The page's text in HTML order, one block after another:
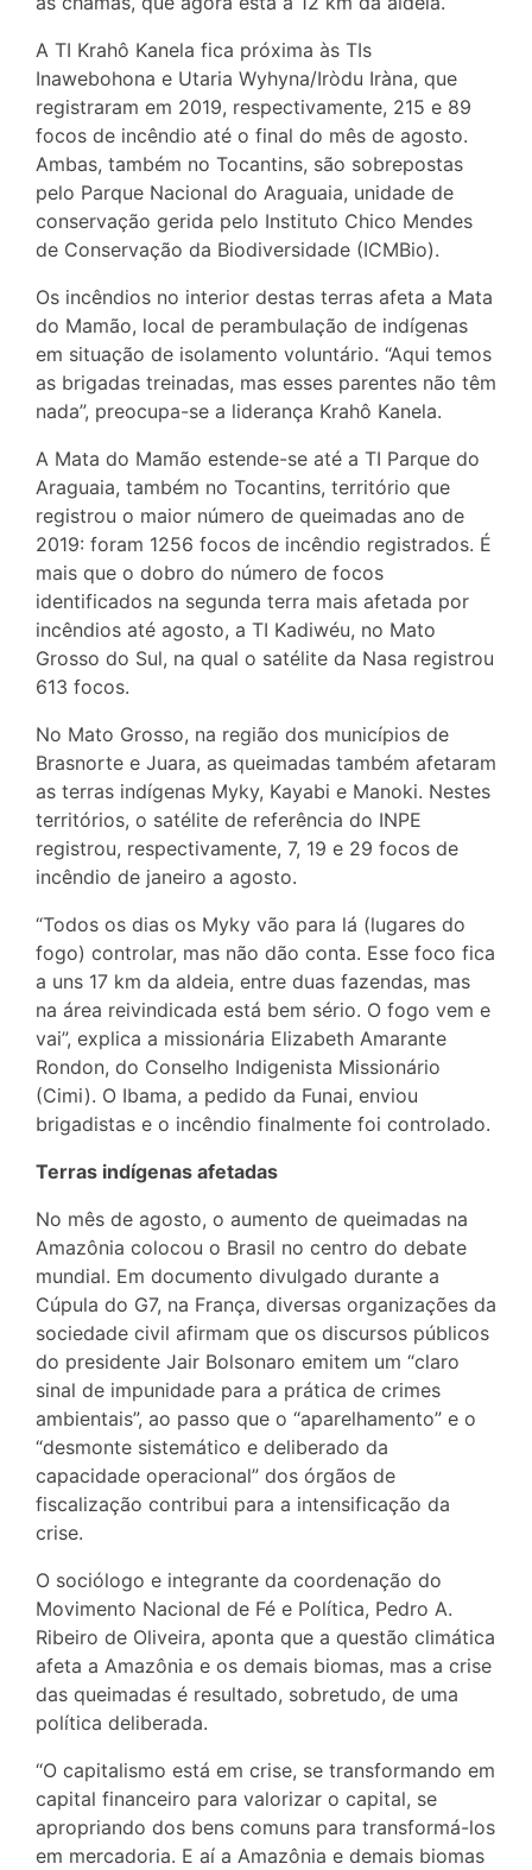
A TI Krahô Kanela fica próxima às TIs
Inawebohona e Utaria Wyhyna/Iròdu Iràna, que
registraram em 2019, respectivamente, 215 e 89
focos de incêndio até o final do mês de agosto.
Ambas, também no Tocantins, são sobrepostas
pelo Parque Nacional do Araguaia, unidade de
conservação gerida pelo Instituto Chico Mendes
de Conservação da Biodiversidade (ICMBio).
Os incêndios no interior destas terras afeta a Mata
do Mamão, local de perambulação de indígenas
em situação de isolamento voluntário. “Aqui temos
as brigadas treinadas, mas esses parentes não têm
nada”, preocupa-se a liderança Krahô Kanela.
A Mata do Mamão estende-se até a TI Parque do
Araguaia, também no Tocantins, território que
registrou o maior número de queimadas ano de
2019: foram 1256 focos de incêndio registrados. É
mais que o dobro do número de focos
identificados na segunda terra mais afetada por
incêndios até agosto, a TI Kadiwéu, no Mato
Grosso do Sul, na qual o satélite da Nasa registrou
613 focos.
No Mato Grosso, na região dos municípios de
Brasnorte e Juara, as queimadas também afetaram
as terras indígenas Myky, Kayabi e Manoki. Nestes
territórios, o satélite de referência do INPE
registrou, respectivamente, 7, 19 e 29 focos de
incêndio de janeiro a agosto.
“Todos os dias os Myky vão para lá (lugares do
fogo) controlar, mas não dão conta. Esse foco fica
a uns 17 km da aldeia, entre duas fazendas, mas
na área reivindicada está bem sério. O fogo vem e
vai”, explica a missionária Elizabeth Amarante
Rondon, do Conselho Indigenista Missionário
(Cimi). O Ibama, a pedido da Funai, enviou
brigadistas e o incêndio finalmente foi controlado.
Terras indígenas afetadas
No mês de agosto, o aumento de queimadas na
Amazônia colocou o Brasil no centro do debate
mundial. Em documento divulgado durante a
Cúpula do G7, na França, diversas organizações da
sociedade civil afirmam que os discursos públicos
do presidente Jair Bolsonaro emitem um “claro
sinal de impunidade para a prática de crimes
ambientais”, ao passo que o “aparelhamento” e o
“desmonte sistemático e deliberado da
capacidade operacional” dos órgãos de
fiscalização contribui para a intensificação da
crise.
O sociólogo e integrante da coordenação do
Movimento Nacional de Fé e Política, Pedro A.
Ribeiro de Oliveira, aponta que a questão climática
afeta a Amazônia e os demais biomas, mas a crise
das queimadas é resultado, sobretudo, de uma
política deliberada.
“O capitalismo está em crise, se transformando em
capital financeiro para valorizar o capital, se
apropriando dos bens comuns para transformá-los
em mercadoria. E aí a Amazônia e demais biomas